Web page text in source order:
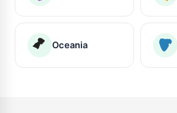
Oceania